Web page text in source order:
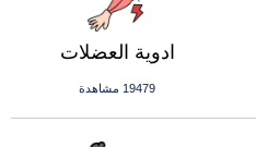
ادوية العضلات
19479 مشاهدة